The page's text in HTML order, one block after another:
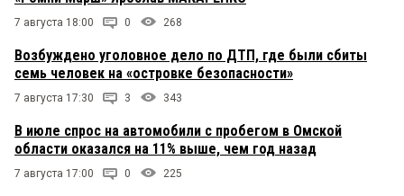
7 августа 18:00 0 268
Возбуждено уголовное дело по ДТП, где были сбиты
семь человек на «островке безопасности»
7 августа 17:30 3 343
В июле спрос на автомобили с пробегом в Омской
области оказался на 11% выше, чем год назад
7 августа 17:00 0 225